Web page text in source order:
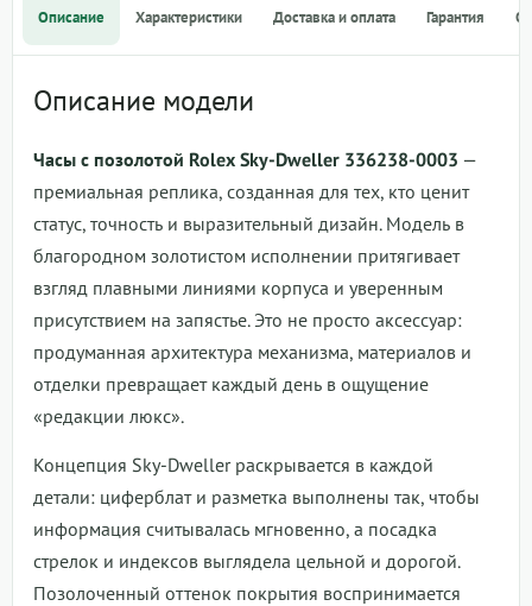
Описание Характеристики Доставка и оплата Гарантия
Описание модели
Часы с позолотой Rolex Sky-Dweller 336238-0003 —
премиальная реплика, созданная для тех, кто ценит
статус, точность и выразительный дизайн. Модель в
благородном золотистом исполнении притягивает
взгляд плавными линиями корпуса и уверенным
присутствием на запястье. Это не просто аксессуар:
продуманная архитектура механизма, материалов и
отделки превращает каждый день в ощущение
«редакции люкс».
Концепция Sky-Dweller раскрывается в каждой
детали: циферблат и разметка выполнены так, чтобы
информация считывалась мгновенно, а посадка
стрелок и индексов выглядела цельной и дорогой.
Позолоченный оттенок покрытия воспринимается